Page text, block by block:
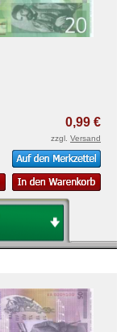
0,99 €
zzgl. Versand